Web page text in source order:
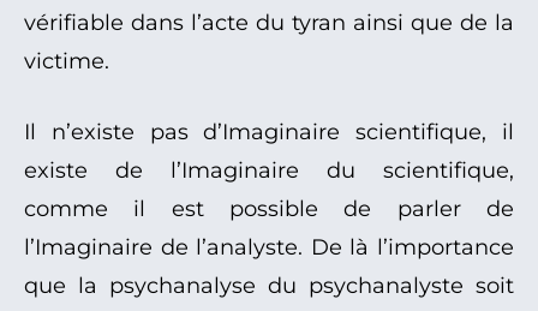
vérifiable dans l’acte du tyran ainsi que de la
victime.
Il n’existe pas d’Imaginaire scientifique, il
existe de l’Imaginaire du scientifique,
comme il est possible de parler de
l’Imaginaire de l’analyste. De là l’importance
que la psychanalyse du psychanalyste soit